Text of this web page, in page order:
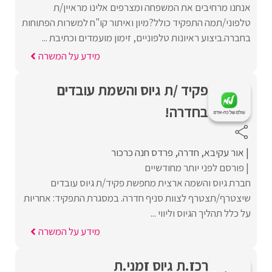
אנחנו מרחיבים את המשפחה ומצרפים אלינו מראיין/ת
טלפוני/תמה התפקיד כולל?מיון ואיתור קו"ח למשרות הפתוחות
בחברה.ביצוע ראיונות טלפוניים, זימון מועמדים וכתיבת ...
מידע על המשרה
פקיד /ת גיוס והשמת עובדים
בחדרה!
אור עקיבא חדרה פרדס חנה כרכור
פורסם לפני יותר מחודשיים
חברת גיוס והשמה ארצית מחפשת פקיד/ת גיוס עובדים
שיצטרף/תצטרף לצוות סניף חדרה. במסגרת התפקיד: אחריות
על כלל תהליך הגיוס וליווי ...
מידע על המשרה
רכז.ת גיוס זמני.ת